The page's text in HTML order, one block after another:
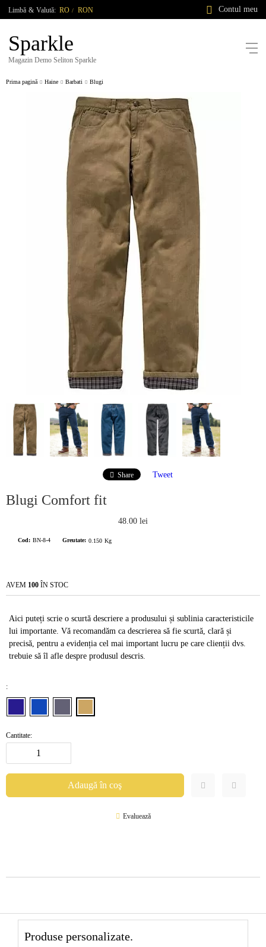
Limbă & Valută: RO / RON Contul meu
Sparkle
Magazin Demo Seliton Sparkle
Prima pagină Haine Barbati Blugi
Share Tweet
Blugi Comfort fit
48.00 lei
Cod: BN-8-4 Greutate: 0.150 Kg
AVEM 100 ÎN STOC
Aici puteți scrie o scurtă descriere a produsului și sublinia caracteristicile
lui importante. Vă recomandăm ca descrierea să fie scurtă, clară și
precisă, pentru a evidenția cel mai important lucru pe care clienții dvs.
trebuie să îl afle despre produsul descris.
:
Cantitate:
Evaluează
Produse personalizate.